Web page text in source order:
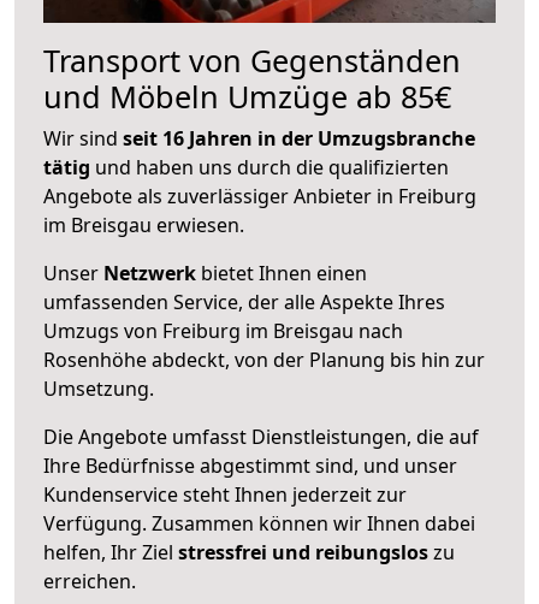
Transport von Gegenständen
und Möbeln Umzüge ab 85€
Wir sind seit 16 Jahren in der Umzugsbranche
tätig und haben uns durch die qualifizierten
Angebote als zuverlässiger Anbieter in Freiburg
im Breisgau erwiesen.
Unser Netzwerk bietet Ihnen einen
umfassenden Service, der alle Aspekte Ihres
Umzugs von Freiburg im Breisgau nach
Rosenhöhe abdeckt, von der Planung bis hin zur
Umsetzung.
Die Angebote umfasst Dienstleistungen, die auf
Ihre Bedürfnisse abgestimmt sind, und unser
Kundenservice steht Ihnen jederzeit zur
Verfügung. Zusammen können wir Ihnen dabei
helfen, Ihr Ziel stressfrei und reibungsloszu
erreichen.